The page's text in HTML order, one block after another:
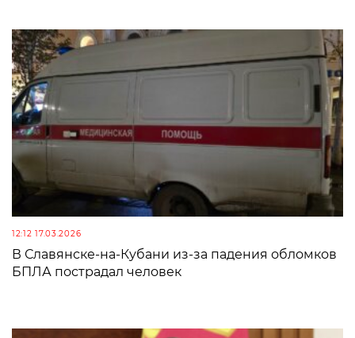
12:12 17.03.2026
В Славянске-на-Кубани из-за падения обломков
БПЛА пострадал человек